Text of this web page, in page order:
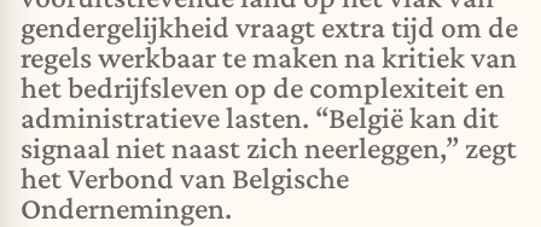
gendergelijkheid vraagt extra tijd om de
regels werkbaar te maken na kritiek van
het bedrijfsleven op de complexiteit en
administratieve lasten. “België kan dit
signaal niet naast zich neerleggen,” zegt
het Verbond van Belgische
Ondernemingen.